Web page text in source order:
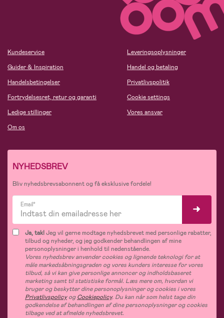
Kundeservice
Guider & Inspiration
Handelsbetingelser
Fortrydelsesret, retur og garanti
Ledige stillinger
Om os
Leveringsoplysninger
Handel og betaling
Privatlivspolitik
Cookie settings
Vores ansvar
NYHEDSBREV
Bliv nyhedsbrevsabonnent og få eksklusive fordele!
Email*
Ja, tak!Jeg vil gerne modtage nyhedsbrevet med personlige rabatter,
tilbud og nyheder, og jeg godkender behandlingen af mine
personoplysninger i henhold til nedenstående.
Vores nyhedsbrev anvender cookies og lignende teknologi for at
måle markedsåbningsgraden og vores kunders interesse for vores
tilbud, så vi kan give personlige annoncer og indholdsbaseret
marketing samt til statistiske formål. Læs mere om, hvordan vi
bruger og beskytter dine personoplysninger og cookies i vores
PrivatlivspolicyogCookiepolicy. Du kan når som helst tage din
godkendelse af behandlingen af dine personoplysninger og cookies
tilbage ved at afmelde nyhedsbrevet.